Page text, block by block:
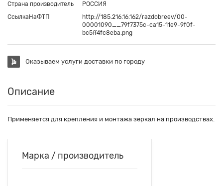
Страна производитель
РОССИЯ
СсылкаНаФТП
http://185.216.16.162/razdobreev/00-
00001090__79f7375c-ca15-11e9-9f0f-
bc5ff4fc8eba.png
Оказываем услуги доставки по городу
Описание
Применяется для крепления и монтажа зеркал на производствах.
Марка / производитель